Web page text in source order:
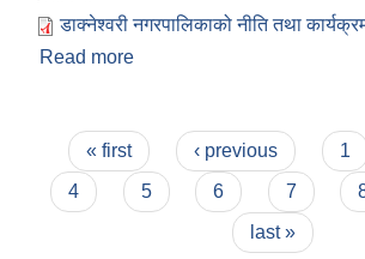
डाक्नेश्वरी नगरपालिकाको नीति तथा
Read more
Pages
« first ‹ previous 1
4
5 6 7
last »